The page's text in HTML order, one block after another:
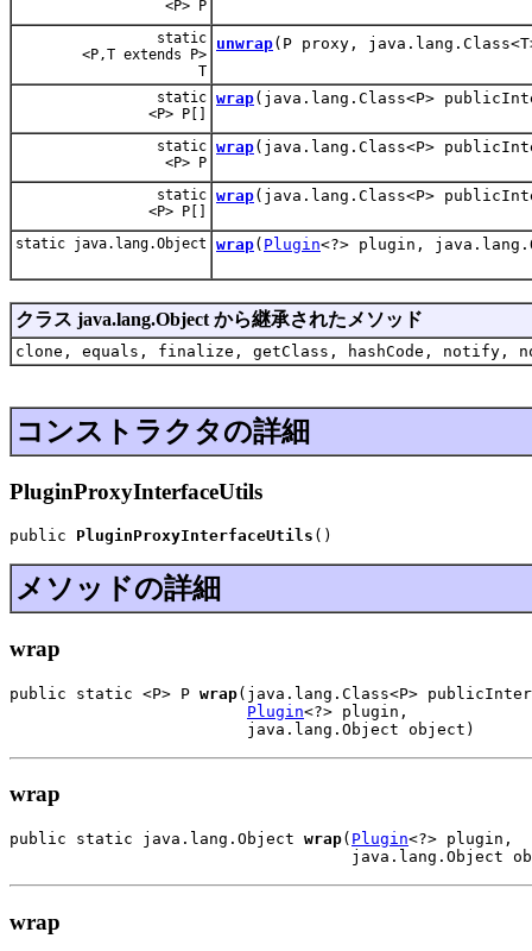
<P> P
static
<P,T extends P>
T
unwrap(P proxy,
static
<P> P[]
wrap(java.lang.Class<P>
static
<P> P
wrap(java.lang.Class<P>
static
<P> P[]
wrap(java.lang.Class<P>
static java.lang.Object wrap( Plugin<?> plugin,
クラス java.lang.Object から継承されたメソッド
clone, equals, finalize, getClass, hashCode,
コンストラクタの詳細
PluginProxyInterfaceUtils
public PluginProxyInterfaceUtils ()
メソッドの詳細
wrap
public static <P> P wrap(java.lang.Class<P>
Plugin<?> plugin,
                         java.lang.Object object)
wrap
public static java.lang.Object wrap( Plugin<?> plugin,
java.lang.Object
wrap